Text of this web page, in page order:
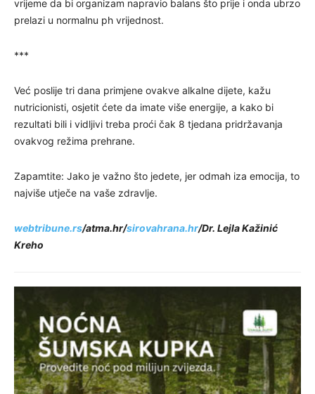
vrijeme da bi organizam napravio balans što prije i onda ubrzo
prelazi u normalnu ph vrijednost.
***
Već poslije tri dana primjene ovakve alkalne dijete, kažu
nutricionisti, osjetit ćete da imate više energije, a kako bi
rezultati bili i vidljivi treba proći čak 8 tjedana pridržavanja
ovakvog režima prehrane.
Zapamtite: Jako je važno što jedete, jer odmah iza emocija, to
najviše utječe na vaše zdravlje.
webtribune.rs/atma.hr/sirovahrana.hr/Dr. Lejla Kažinić
Kreho